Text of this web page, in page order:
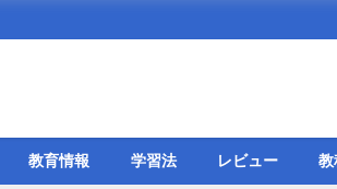
教育情報 学習法 レビュー 教